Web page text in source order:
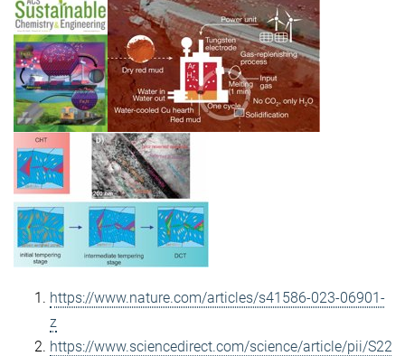
https://www.nature.com/articles/s41586-023-06901-
z
https://www.sciencedirect.com/science/article/pii/